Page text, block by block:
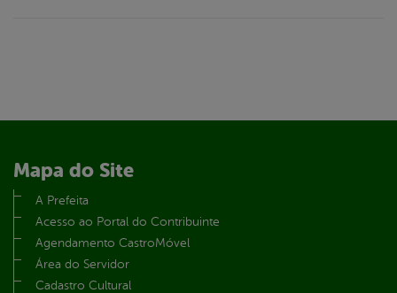
Mapa do Site
A Prefeita
Acesso ao Portal do Contribuinte
Agendamento CastroMóvel
Área do Servidor
Cadastro Cultural